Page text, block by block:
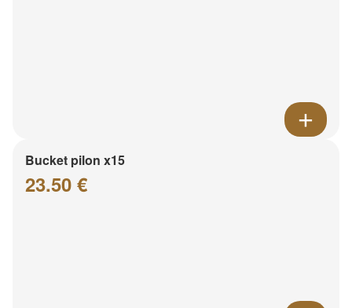
Bucket pilon x15
23.50 €